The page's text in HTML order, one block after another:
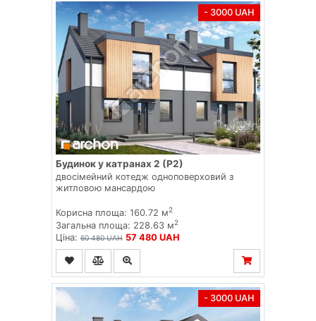
- 3000 UAH
Будинок у катранах 2 (Р2)
двосімейний котедж одноповерховий з
житловою мансардою
Корисна площа: 160.72 м2
Загальна площа: 228.63 м2
Ціна: 60 480 UAH 57 480 UAH
- 3000 UAH